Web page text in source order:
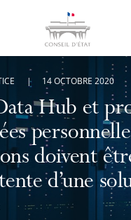
Hub et
doivent
d’une
14 OCTOBRE 2020